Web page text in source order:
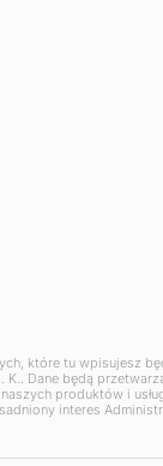
które tu wpisujesz
K.. Dane będą
produktów i
interes